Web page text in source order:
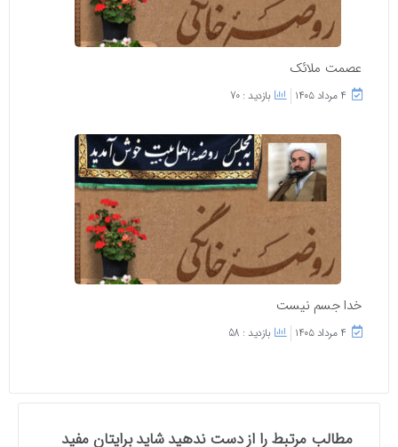
عصمت ملائک
۴ مرداد ۱۴۰۵ بازدید : 70
خدا جسم نیست
۴ مرداد ۱۴۰۵ بازدید : 58
مطالب مرتبط را از دست ندهید شاید برایتان مفید